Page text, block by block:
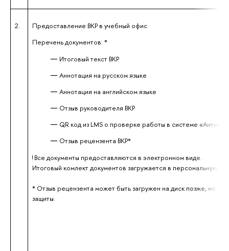
2.
Предоставление ВКР в учебный офис
Перечень документов: *
Итоговый текст ВКР
Аннотация на русском языке
Аннотация на английском языке
Отзыв руководителя ВКР
QR код из LMS о проверке работы в системе
Отзыв рецензента ВКР*
! Все документы предоставляются в электронном виде.
Итоговый комлект документов загружается в персональную
* Отзыв рецензента может быть загружен на диск позже, но не
защиты.